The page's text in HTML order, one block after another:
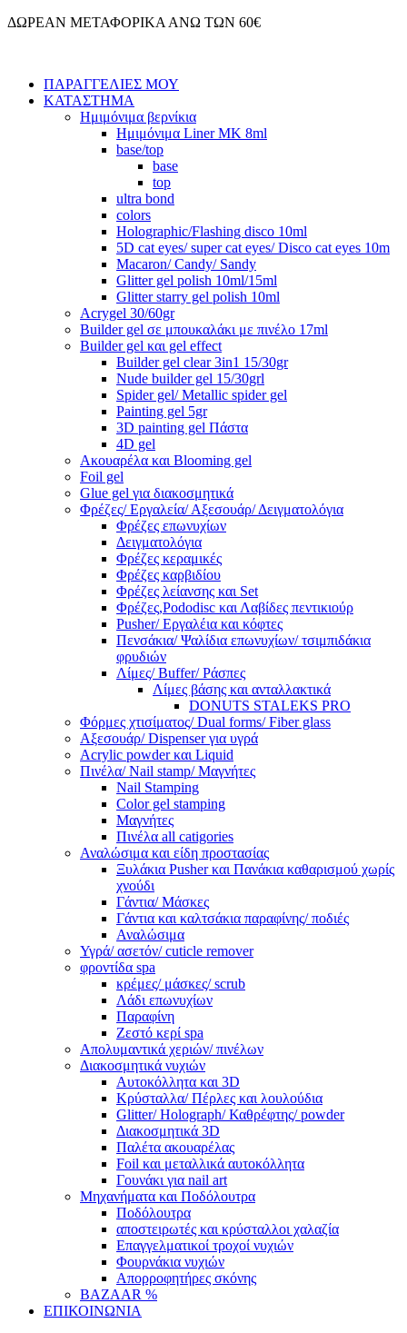
Μετάβαση
ΔΩΡΕΑΝ ΜΕΤΑΦΟΡΙΚΑ ΑΝΩ ΤΩΝ 60€
ΠΑΡΑΓΓΕΛΙΕΣ ΜΟΥ
ΚΑΤΑΣΤΗΜΑ
Ημιμόνιμα βερνίκια
Ημιμόνιμα Liner ΜΚ 8ml
base/top
base
top
ultra bond
colors
Holographic/Flashing disco 10ml
5D cat eyes/ super cat eyes/ Disco cat eyes 10m
Macaron/ Candy/ Sandy
Glitter gel polish 10ml/15ml
Glitter starry gel polish 10ml
Acrygel 30/60gr
Builder gel σε μπουκαλάκι με πινέλο 17ml
Builder gel και gel effect
Builder gel clear 3in1 15/30gr
Nude builder gel 15/30grl
Spider gel/ Metallic spider gel
Painting gel 5gr
3D painting gel Πάστα
4D gel
Ακουαρέλα και Blooming gel
Foil gel
Glue gel για διακοσμητικά
Φρέζες/ Εργαλεία/ Αξεσουάρ/ Δειγματολόγια
Φρέζες επωνυχίων
Δειγματολόγια
Φρέζες κεραμικές
Φρέζες καρβιδίου
Φρέζες λείανσης και Set
Φρέζες,Pododisc και Λαβίδες πεντικιούρ
Pusher/ Εργαλέια και κόφτες
Πενσάκια/ Ψαλίδια επωνυχίων/ τσιμπιδάκια
φρυδιών
Λίμες/ Buffer/ Ράσπες
Λίμες βάσης και ανταλλακτικά
DONUTS STALEKS PRO
Φόρμες χτισίματος/ Dual forms/ Fiber glass
Αξεσουάρ/ Dispenser για υγρά
Acrylic powder και Liquid
Πινέλα/ Nail stamp/ Μαγνήτες
Nail Stamping
Color gel stamping
Μαγνήτες
Πινέλα all catigories
Αναλώσιμα και είδη προστασίας
Ξυλάκια Pusher και Πανάκια καθαρισμού χωρίς
χνούδι
Γάντια/ Μάσκες
Γάντια και καλτσάκια παραφίνης/ ποδιές
Αναλώσιμα
Υγρά/ ασετόν/ cuticle remover
φροντίδα spa
κρέμες/ μάσκες/ scrub
Λάδι επωνυχίων
Παραφίνη
Ζεστό κερί spa
Απολυμαντικά χεριών/ πινέλων
Διακοσμητικά νυχιών
Αυτοκόλλητα και 3D
Κρύσταλλα/ Πέρλες και λουλούδια
Glitter/ Holograph/ Καθρέφτης/ powder
Διακοσμητικά 3D
Παλέτα ακουαρέλας
Foil και μεταλλικά αυτοκόλλητα
Γουνάκι για nail art
Μηχανήματα και Ποδόλουτρα
Ποδόλουτρα
αποστειρωτές και κρύσταλλοι χαλαζία
Επαγγελματικοί τροχοί νυχιών
Φουρνάκια νυχιών
Απορροφητήρες σκόνης
BAZAAR %
ΕΠΙΚΟΙΝΩΝΙΑ